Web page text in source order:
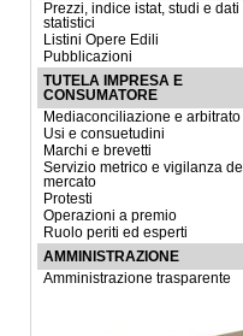
Prezzi, indice istat, studi e dati
statistici
Listini Opere Edili
Pubblicazioni
TUTELA IMPRESA E
CONSUMATORE
Mediaconciliazione e arbitrato
Usi e consuetudini
Marchi e brevetti
Servizio metrico e vigilanza del
mercato
Protesti
Operazioni a premio
Ruolo periti ed esperti
AMMINISTRAZIONE
Amministrazione trasparente